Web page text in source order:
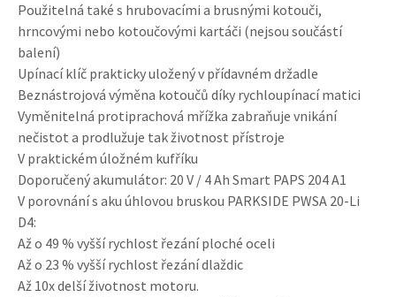
Použitelná také s hrubovacími a brusnými kotouči,
hrncovými nebo kotoučovými kartáči (nejsou součástí
balení)
Upínací klíč prakticky uložený v přídavném držadle
Beznástrojová výměna kotoučů díky rychloupínací matici
Vyměnitelná protiprachová mřížka zabraňuje vnikání
nečistot a prodlužuje tak životnost přístroje
V praktickém úložném kufříku
Doporučený akumulátor: 20 V / 4 Ah Smart PAPS 204 A1
V porovnání s aku úhlovou bruskou PARKSIDE PWSA 20-Li
D4:
Až o 49 % vyšší rychlost řezání ploché oceli
Až o 23 % vyšší rychlost řezání dlaždic
Až 10x delší životnost motoru.